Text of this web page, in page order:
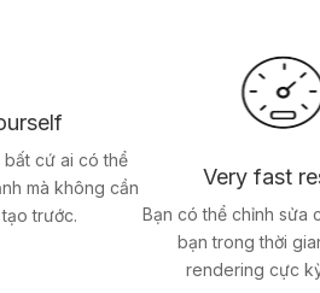
cứ ai có thể
mà không cần
trước.
Very fast
Bạn có thể chỉnh sửa
bạn trong thời
rendering cực